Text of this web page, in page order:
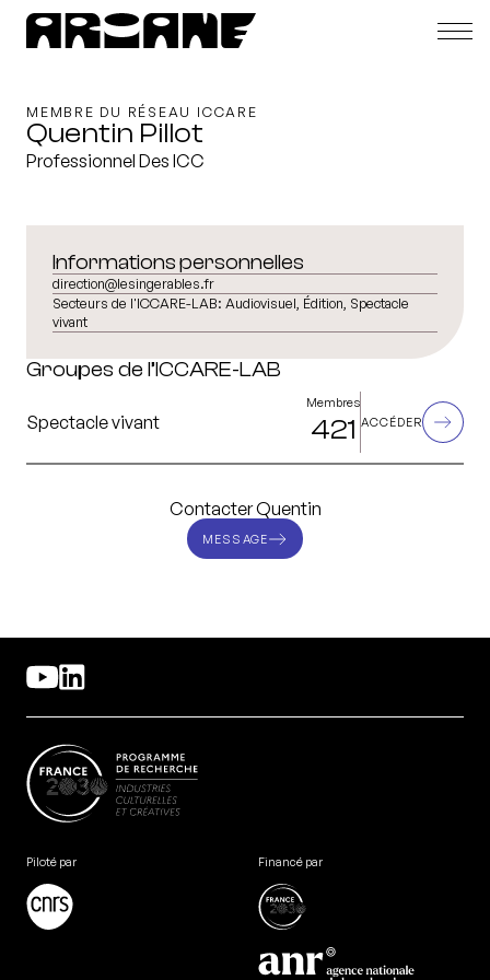
MEMBRE DU RÉSEAU ICCARE
Quentin Pillot
Professionnel Des ICC
Informations personnelles
direction@lesingerables.fr
Secteurs de l'ICCARE-LAB: Audiovisuel, Édition, Spectacle
vivant
Groupes de l’ICCARE-LAB
Spectacle vivant
Membres
421 ACCÉDER
Contacter Quentin
MESSAGE
Piloté par Financé par